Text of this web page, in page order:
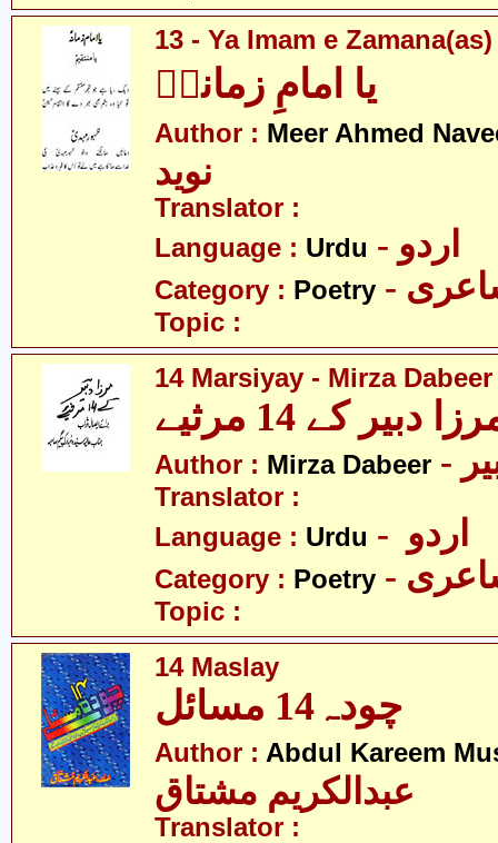
13 - Ya Imam e Zamana(as)
یا امامِ زمانہؑ
Author : Meer Ahmed
نوید
Translator :
Language : Urdu - اردو
Category : Poetry
Topic :
14 Marsiyay - Mirza Dabeer
دبیر کے 14 مرثیے
Author : Mirza Dabeer
Translator :
Language : Urdu
Category : Poetry
Topic :
14 Maslay
چودہ14 مسائل
Author : Abdul Kareem
عبدالکریم مشتاق
Translator :